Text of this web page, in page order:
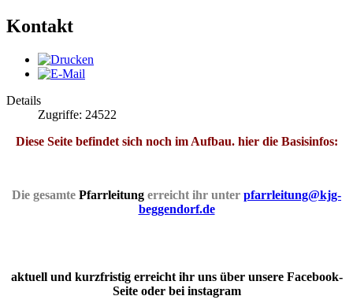
Kontakt
Details
Zugriffe: 24522
Diese Seite befindet sich noch im Aufbau. hier die Basisinfos:
Die gesamte Pfarrleitung erreicht ihr unter pfarrleitung@kjg-
beggendorf.de
aktuell und kurzfristig erreicht ihr uns über unsere Facebook-
Seite oder bei instagram